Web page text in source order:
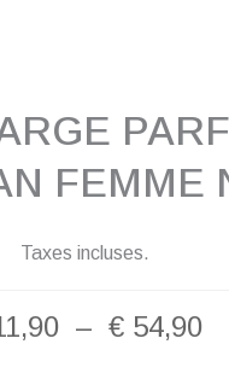
FEMME
Taxes incluses.
– €54,90